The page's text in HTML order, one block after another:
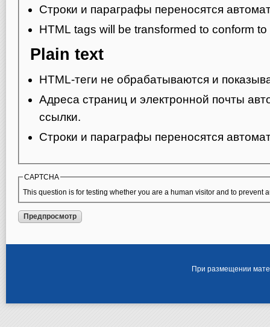
Строки и параграфы переносятся
HTML tags will be transformed to conform
Plain text
HTML-теги не обрабатываются и
Адреса страниц и электронной почты
ссылки.
Строки и параграфы переносятся
CAPTCHA
This question is for testing whether you are a human visitor and to prevent
При размещении